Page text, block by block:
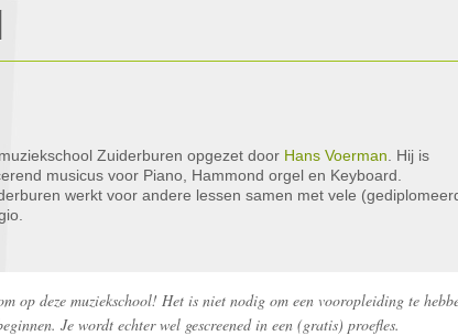
Zuiderburen opgezet door Hans Voerman . Hij is
musicus voor Piano, Hammond orgel en Keyboard.
werkt voor andere lessen samen met vele
op deze muziekschool! Het is niet nodig om een vooropleiding te
Je wordt echter wel gescreened in een (gratis) proefles.